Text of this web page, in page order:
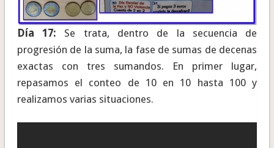
Día 17: Se trata, dentro de la secuencia de
progresión de la suma, la fase de sumas de decenas
exactas con tres sumandos. En primer lugar,
repasamos el conteo de 10 en 10 hasta 100 y
realizamos varias situaciones.